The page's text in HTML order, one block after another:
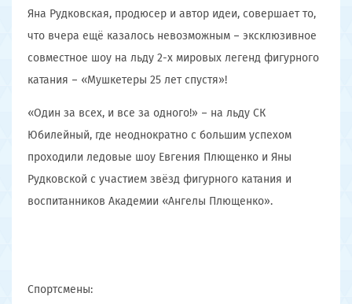
Яна Рудковская, продюсер и автор идеи, совершает то,
что вчера ещё казалось невозможным – эксклюзивное
совместное шоу на льду 2-х мировых легенд фигурного
катания – «Мушкетеры 25 лет спустя»!
«Один за всех, и все за одного!» – на льду СК
Юбилейный, где неоднократно с большим успехом
проходили ледовые шоу Евгения Плющенко и Яны
Рудковской с участием звёзд фигурного катания и
воспитанников Академии «Ангелы Плющенко».
Спортсмены: